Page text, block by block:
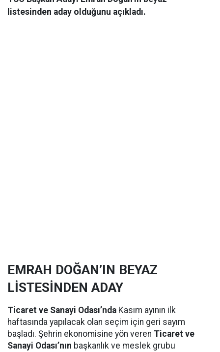
listesinden aday olduğunu açıkladı.
EMRAH DOĞAN’IN BEYAZ
LİSTESİNDEN ADAY
Ticaret ve Sanayi Odası’nda Kasım ayının ilk
haftasında yapılacak olan seçim için geri sayım
başladı. Şehrin ekonomisine yön veren Ticaret ve
Sanayi Odası’nın başkanlık ve meslek grubu